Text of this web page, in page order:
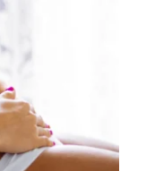
wolno, a